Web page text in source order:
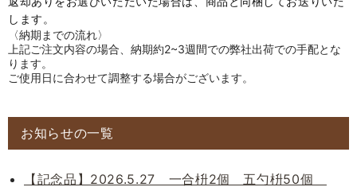
します。
〈納期までの流れ〉
上記ご注文内容の場合、納期約2~3週間での弊社出荷での手配とな
ります。
ご使用日に合わせて調整する場合がございます。
お知らせの一覧
【記念品】2026.5.27 一合枡2個 五勺枡50個